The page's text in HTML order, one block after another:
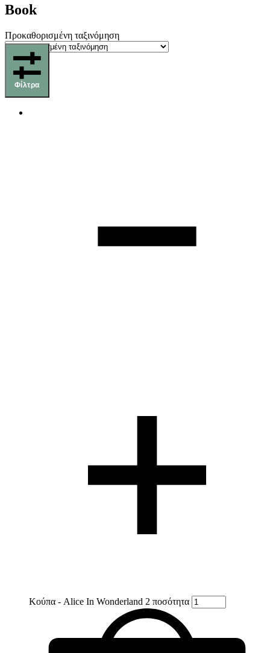
Book
Προκαθορισμένη ταξινόμηση
Φίλτρα
Κούπα - Alice In Wonderland 2 ποσότητα